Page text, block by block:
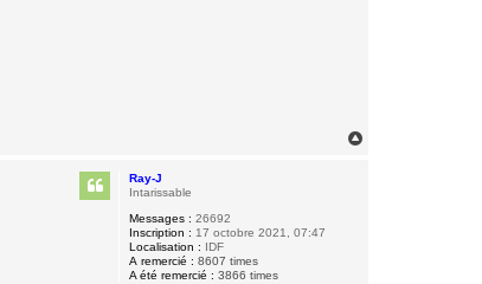
Ray-J
Intarissable
Messages : 26692
Inscription : 17 octobre 2021, 07:47
Localisation : IDF
A remercié : 8607 times
A été remercié : 3866 times